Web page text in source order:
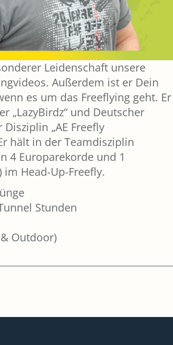
Leidenschaft unsere
Außerdem ist er Dein
es um das Freeflying geht. Er
„LazyBirdz“ und Deutscher
„AE Freefly
hält in der Teamdisziplin
4 Europarekorde und 1
im Head-Up-Freefly.
Stunden
Outdoor)